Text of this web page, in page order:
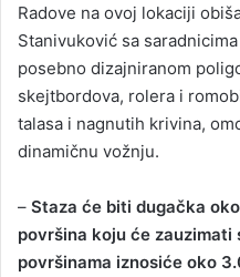
Radove na ovoj lokaciji
Stanivuković sa
posebno dizajniranom
skejtbordova, rolera i
talasa i nagnutih krivina,
dinamičnu vožnju.
– Staza će biti dugačka
površina koju će zauzimati
površinama iznosiće oko